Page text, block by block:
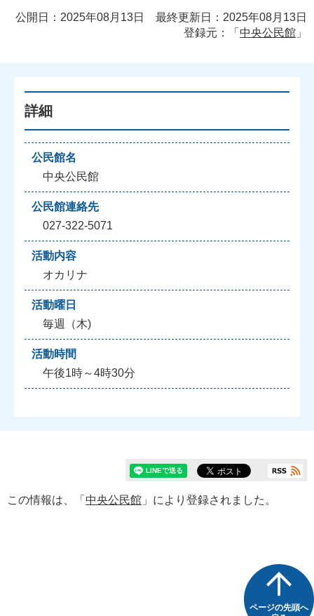
公開日：2025年08月13日 最終更新日：2025年08月13日
登録元：「 中央公民館 」
詳細
公民館名
中央公民館
公民館連絡先
027-322-5071
活動内容
オカリナ
活動曜日
毎週（木)
活動時間
午後1時～4時30分
この情報は、「 中央公民館 」により登録されました。
ページの先頭へ